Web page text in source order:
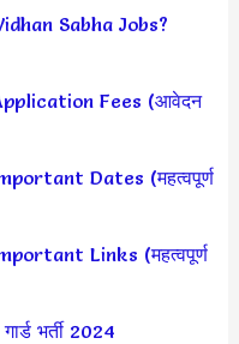
Sabha Jobs?
Fees (आवेदन
Dates (महत्वपूर्ण
Links (महत्वपूर्ण
भर्ती 2024